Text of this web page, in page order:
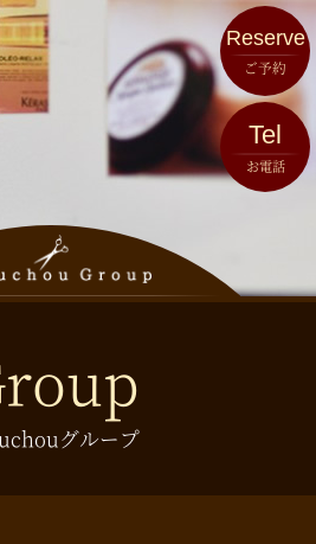
グループ
Reserve
ご予約
Tel
お電話